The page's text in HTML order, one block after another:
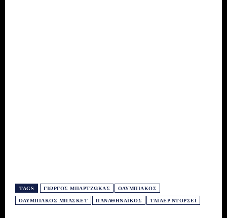
TAGS ΓΙΏΡΓΟΣ ΜΠΑΡΤΖΏΚΑΣ ΟΛΥΜΠΙΑΚΌΣ
ΟΛΥΜΠΙΑΚΌΣ ΜΠΆΣΚΕΤ ΠΑΝΑΘΗΝΑΪΚΌΣ ΤΆΙΛΕΡ ΝΤΌΡΣΕΪ